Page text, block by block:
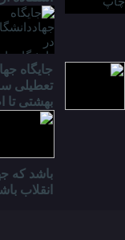
جایگاه
تعطیلی
بهشتی تا
باشد که
انقلاب